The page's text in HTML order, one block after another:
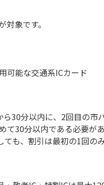
象です。
可能な交通系ICカード
ら30分以内に、2回目の市
て30分以内である必要が
も、割引は最初の1回の